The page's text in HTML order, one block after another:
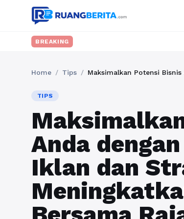
BREAKING
Home / Tips /
TIPS
Anda
Iklan dan